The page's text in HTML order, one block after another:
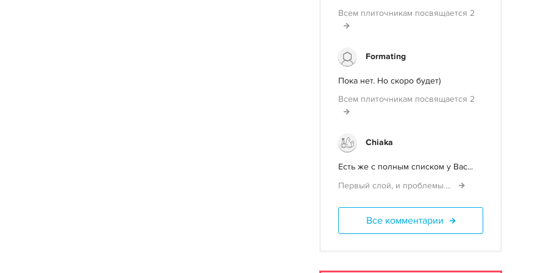
Всем плиточникам посвящается 2
Formating
Пока нет. Но скоро будет)
Всем плиточникам посвящается 2
Chiaka
Есть же с полным списком у Вас...
Первый слой, и проблемы....
Все комментарии